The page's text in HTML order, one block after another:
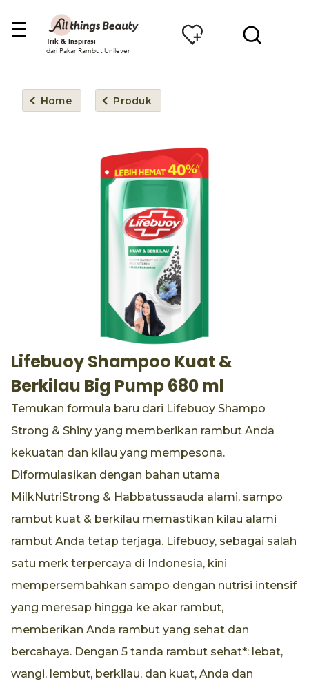
Trik & Inspirasi
dari Pakar Rambut Unilever
Home Produk
Lifebuoy Shampoo Kuat &
Berkilau Big Pump 680 ml
Temukan formula baru dari Lifebuoy Shampo
Strong & Shiny yang memberikan rambut Anda
kekuatan dan kilau yang mempesona.
Diformulasikan dengan bahan utama
MilkNutriStrong & Habbatussauda alami, sampo
rambut kuat & berkilau memastikan kilau alami
rambut Anda tetap terjaga. Lifebuoy, sebagai salah
satu merk terpercaya di Indonesia, kini
mempersembahkan sampo dengan nutrisi intensif
yang meresap hingga ke akar rambut,
memberikan Anda rambut yang sehat dan
bercahaya. Dengan 5 tanda rambut sehat*: lebat,
wangi, lembut, berkilau, dan kuat, Anda dan